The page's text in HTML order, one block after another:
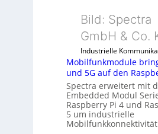
z
i
l
m
m
b
r
I
d
u
s
t
r
e
-
Bild: Spectra
GmbH & Co.
Industrielle
Mobilfunkmodule
und 5G auf den
Spectra erweitert mit
Embedded Modul
Raspberry Pi 4 und
5 um industrielle